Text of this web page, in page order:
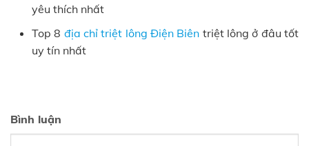
yêu thích nhất
Top 8 địa chỉ triệt lông Điện Biên triệt lông ở đâu tốt
uy tín nhất
Bình luận